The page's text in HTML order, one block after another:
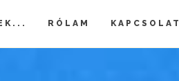
RÓLAM KAPCSOLAT